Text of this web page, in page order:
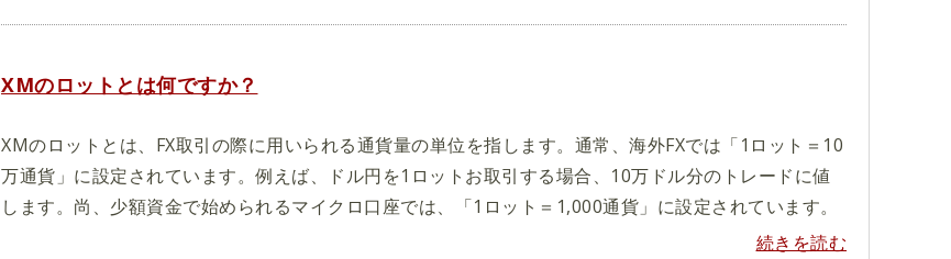
XMのロットとは何ですか？
XMのロットとは、FX取引の際に用いられる通貨量の単位を指します。通常、海外FXでは「1ロット＝10
万通貨」に設定されています。例えば、ドル円を1ロットお取引する場合、10万ドル分のトレードに値
します。尚、少額資金で始められるマイクロ口座では、「1ロット＝1,000通貨」に設定されています。
続きを読む